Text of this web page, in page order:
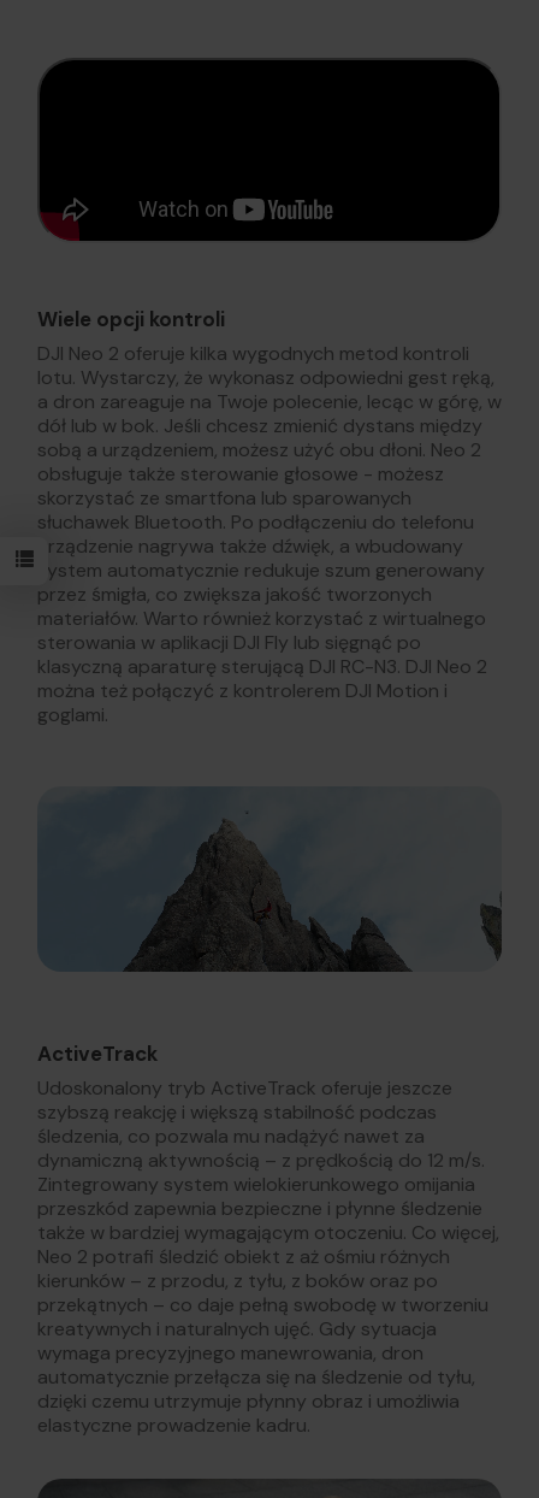
Wiele opcji kontroli
DJI Neo 2 oferuje kilka wygodnych metod kontroli
lotu. Wystarczy, że wykonasz odpowiedni gest ręką,
a dron zareaguje na Twoje polecenie, lecąc w górę, w
dół lub w bok. Jeśli chcesz zmienić dystans między
sobą a urządzeniem, możesz użyć obu dłoni. Neo 2
obsługuje także sterowanie głosowe - możesz
skorzystać ze smartfona lub sparowanych
słuchawek Bluetooth. Po podłączeniu do telefonu
urządzenie nagrywa także dźwięk, a wbudowany
system automatycznie redukuje szum generowany
przez śmigła, co zwiększa jakość tworzonych
materiałów. Warto również korzystać z wirtualnego
sterowania w aplikacji DJI Fly lub sięgnąć po
klasyczną aparaturę sterującą DJI RC-N3. DJI Neo 2
można też połączyć z kontrolerem DJI Motion i
goglami.
ActiveTrack
Udoskonalony tryb ActiveTrack oferuje jeszcze
szybszą reakcję i większą stabilność podczas
śledzenia, co pozwala mu nadążyć nawet za
dynamiczną aktywnością – z prędkością do 12 m/s.
Zintegrowany system wielokierunkowego omijania
przeszkód zapewnia bezpieczne i płynne śledzenie
także w bardziej wymagającym otoczeniu. Co więcej,
Neo 2 potrafi śledzić obiekt z aż ośmiu różnych
kierunków – z przodu, z tyłu, z boków oraz po
przekątnych – co daje pełną swobodę w tworzeniu
kreatywnych i naturalnych ujęć. Gdy sytuacja
wymaga precyzyjnego manewrowania, dron
automatycznie przełącza się na śledzenie od tyłu,
dzięki czemu utrzymuje płynny obraz i umożliwia
elastyczne prowadzenie kadru.